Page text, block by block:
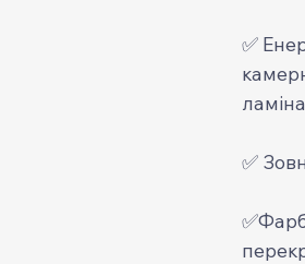
✅
✅